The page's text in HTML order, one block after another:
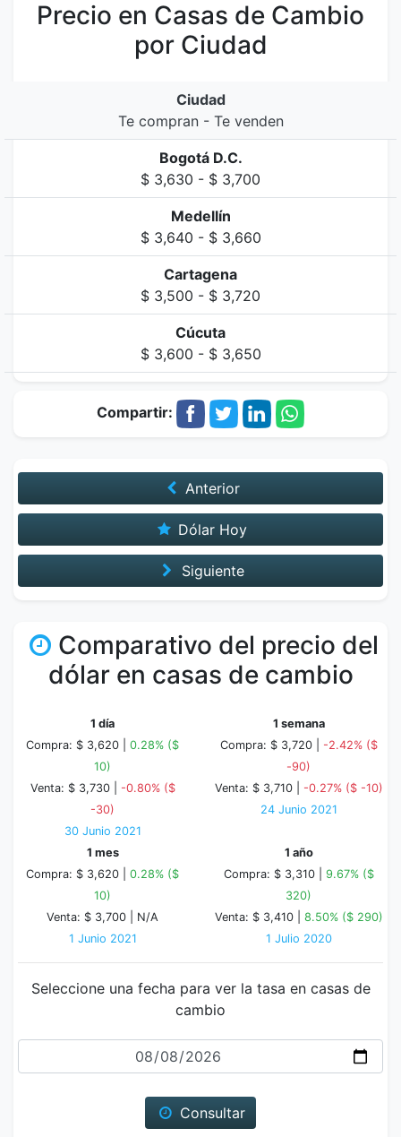
Precio en Casas de Cambio
por Ciudad
Ciudad
Te compran - Te venden
Bogotá D.C.
$ 3,630 - $ 3,700
Medellín
$ 3,640 - $ 3,660
Cartagena
$ 3,500 - $ 3,720
Cúcuta
$ 3,600 - $ 3,650
Compartir:
Anterior
Dólar Hoy
Siguiente
Comparativo del precio del
dólar en casas de cambio
1 día
Compra: $ 3,620 | 0.28% ($
10)
Venta: $ 3,730 | -0.80% ($
-30)
30 Junio 2021
1 semana
Compra: $ 3,720 | -2.42% ($
-90)
Venta: $ 3,710 | -0.27% ($ -10)
24 Junio 2021
1 mes
Compra: $ 3,620 | 0.28% ($
10)
Venta: $ 3,700 | N/A
1 Junio 2021
1 año
Compra: $ 3,310 | 9.67% ($
320)
Venta: $ 3,410 | 8.50% ($ 290)
1 Julio 2020
Seleccione una fecha para ver la tasa en casas de
cambio
Fecha
Consultar